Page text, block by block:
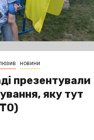
новини
презентували
яку тут